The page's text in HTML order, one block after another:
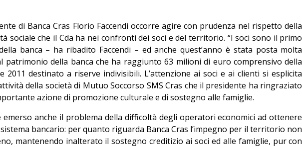
di Banca Cras Florio Faccendi occorre agire con prudenza nel rispetto della
sociale che il Cda ha nei confronti dei soci e del territorio. “I soci sono il primo
banca – ha ribadito Faccendi – ed anche quest’anno è stata posta molta
patrimonio della banca che ha raggiunto 63 milioni di euro comprensivo della
2011 destinato a riserve indivisibili. L’attenzione ai soci e ai clienti si esplicita
della società di Mutuo Soccorso SMS Cras che il presidente ha ringraziato
azione di promozione culturale e di sostegno alle famiglie.
emerso anche il problema della difficoltà degli operatori economici ad ottenere
bancario: per quanto riguarda Banca Cras l’impegno per il territorio non
mantenendo inalterato il sostegno creditizio ai soci ed alle famiglie, pur con